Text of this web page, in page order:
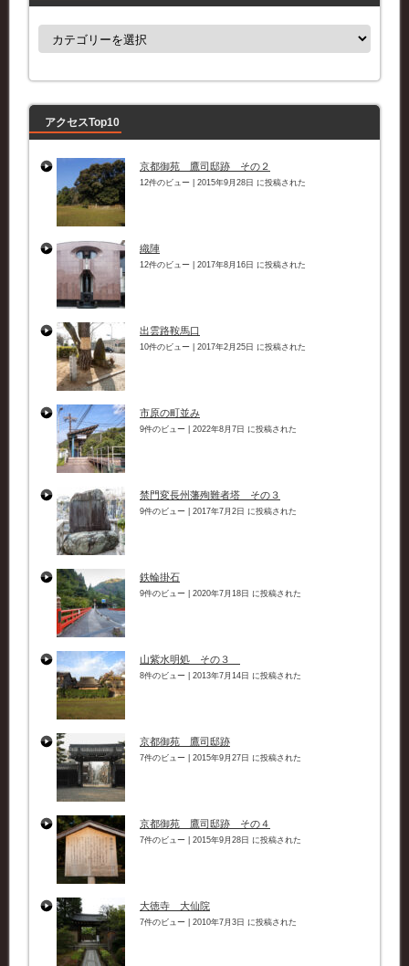
カ
ー
アクセスTop10
京都御苑 鷹司邸跡 その２
12件のビュー 2015年9月28日 に投稿された
織陣
12件のビュー 2017年8月16日 に投稿された
出雲路鞍馬口
10件のビュー 2017年2月25日 に投稿された
市原の町並み
9件のビュー 2022年8月7日 に投稿された
禁門変長州藩殉難者塔 その３
9件のビュー 2017年7月2日 に投稿された
鉄輪掛石
9件のビュー 2020年7月18日 に投稿された
山紫水明処 その３
8件のビュー 2013年7月14日 に投稿された
京都御苑 鷹司邸跡
7件のビュー 2015年9月27日 に投稿された
京都御苑 鷹司邸跡 その４
7件のビュー 2015年9月28日 に投稿された
大徳寺 大仙院
7件のビュー 2010年7月3日 に投稿された